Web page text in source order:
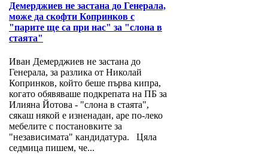
Демерджиев не застана до Генерала,
може да скофти Копринков с
"парите ще са при нас" за "слона в
стаята"
Иван Демерджиев не застана до
Генерала, за разлика от Николай
Копринков, който беше първа кипра,
когато обявяваше подкрепата на ПБ за
Илияна Йотова - "слона в стаята",
сякаш някой е изненадан, аре по-леко
мебелите с постановките за
"независимата" кандидатура. Цяла
седмица пишем, че...